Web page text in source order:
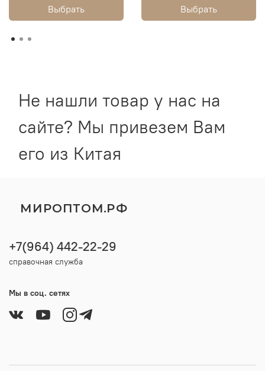
Выбрать Выбрать
Не нашли товар у нас на
сайте? Мы привезем Вам
его из Китая
МИРОПТОМ.РФ
+7(964) 442-22-29
справочная служба
Мы в соц. сетях